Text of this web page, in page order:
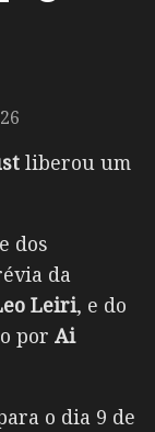
liberou um
dos
da
Leiri, e do
por Ai
o dia 9 de